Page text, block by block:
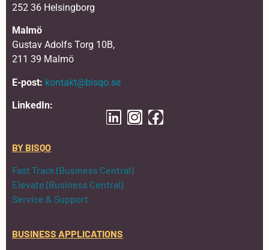
252 36 Helsingborg
Malmö
Gustav Adolfs Torg 10B,
211 39 Malmö
E-post: kontakt@bisqo.se
LinkedIn:
BY BISQO
Fast Track (Business Central)
Elevate (Business Central)
Service & Support
BUSINESS APPLICATIONS